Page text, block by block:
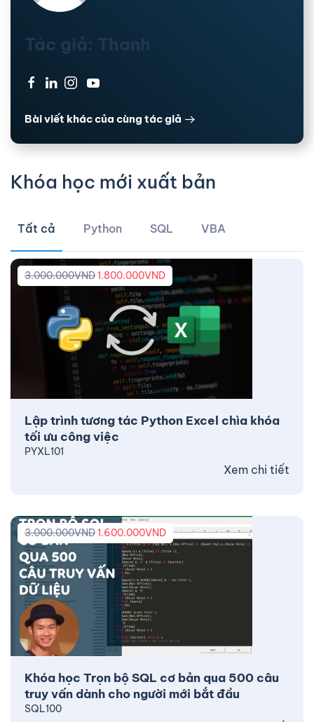
Tác giả: Thanh
· · ·
Bài viết khác của cùng tác giả
Khóa học mới xuất bản
Tất cả Python SQL VBA
Lập trình tương tác Python Excel chìa khóa
tối ưu công việc
3.000.000VND1.800.000VND
PYXL101
Xem chi tiết
Khóa học Trọn bộ SQL cơ bản qua 500 câu
truy vấn dành cho người mới bắt đầu
3.000.000VND1.600.000VND
SQL100